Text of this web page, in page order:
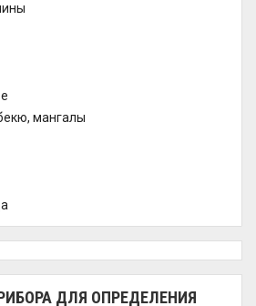
мангалы
ДЛЯ ОПРЕДЕЛЕНИЯ